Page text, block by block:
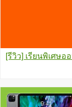
[รีวิว] เรียนพิเศษ